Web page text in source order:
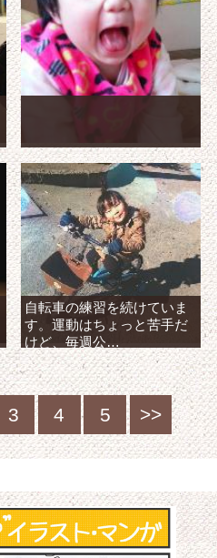
自転車の練習を続けていま
す。運動はちょっと苦手だ
けど、毎週公…
3 4 5 >>